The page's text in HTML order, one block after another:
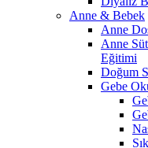
Anne & Bebek
Anne
Anne
Eğitimi
Doğum
Gebe